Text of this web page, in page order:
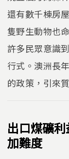
還有數千棟房
隻野生動物也
許多民眾意識
行式。澳洲長
的政策，引來
出口煤礦
加難度